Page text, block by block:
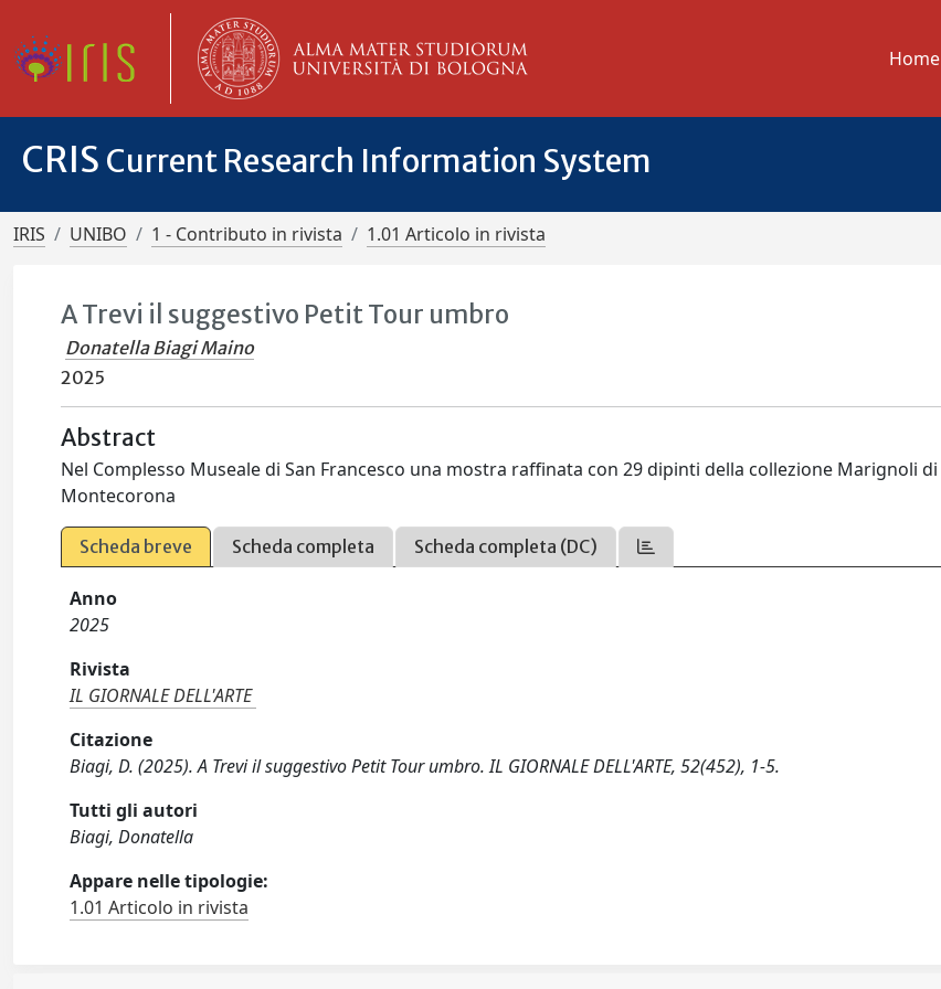
Home
CRIS Current Research Information System
IRIS UNIBO 1 - Contributo in rivista 1.01 Articolo in rivista
A Trevi il suggestivo Petit Tour umbro
Donatella Biagi Maino
2025
Abstract
Nel Complesso Museale di San Francesco una mostra raffinata con 29 dipinti della collezione Marignoli di
Montecorona
Scheda breve Scheda completa Scheda completa (DC)
Anno
2025
Rivista
IL GIORNALE DELL'ARTE
Citazione
Biagi, D. (2025). A Trevi il suggestivo Petit Tour umbro. IL GIORNALE DELL'ARTE, 52(452), 1-5.
Tutti gli autori
Biagi, Donatella
Appare nelle tipologie:
1.01 Articolo in rivista